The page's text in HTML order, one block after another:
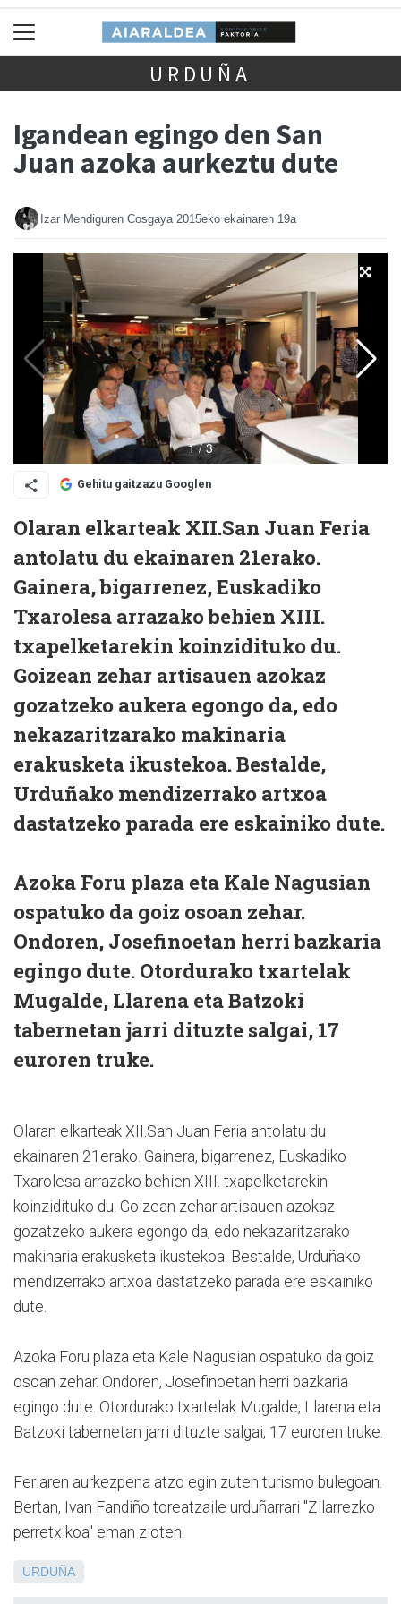
URDUÑA
Igandean egingo den San
Juan azoka aurkeztu dute
Izar Mendiguren Cosgaya 2015eko ekainaren 19a
Gehitu gaitzazu Googlen
Olaran elkarteak XII.San Juan Feria
antolatu du ekainaren 21erako.
Gainera, bigarrenez, Euskadiko
Txarolesa arrazako behien XIII.
txapelketarekin koinzidituko du.
Goizean zehar artisauen azokaz
gozatzeko aukera egongo da, edo
nekazaritzarako makinaria
erakusketa ikustekoa. Bestalde,
Urduñako mendizerrako artxoa
dastatzeko parada ere eskainiko dute.
Azoka Foru plaza eta Kale Nagusian
ospatuko da goiz osoan zehar.
Ondoren, Josefinoetan herri bazkaria
egingo dute. Otordurako txartelak
Mugalde, Llarena eta Batzoki
tabernetan jarri dituzte salgai, 17
euroren truke.
Olaran elkarteak XII.San Juan Feria antolatu du
ekainaren 21erako. Gainera, bigarrenez, Euskadiko
Txarolesa arrazako behien XIII. txapelketarekin
koinzidituko du. Goizean zehar artisauen azokaz
gozatzeko aukera egongo da, edo nekazaritzarako
makinaria erakusketa ikustekoa. Bestalde, Urduñako
mendizerrako artxoa dastatzeko parada ere eskainiko
dute.
Azoka Foru plaza eta Kale Nagusian ospatuko da goiz
osoan zehar. Ondoren, Josefinoetan herri bazkaria
egingo dute. Otordurako txartelak Mugalde, Llarena eta
Batzoki tabernetan jarri dituzte salgai, 17 euroren truke.
Feriaren aurkezpena atzo egin zuten turismo bulegoan.
Bertan, Ivan Fandiño toreatzaile urduñarrari "Zilarrezko
perretxikoa" eman zioten.
URDUÑA